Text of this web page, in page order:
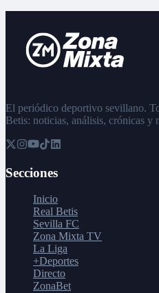
El periódico deportivo sevillano.
Betis: noticias, análisis, crónicas y
Secciones
Inicio
Real Betis
Sevilla FC
Zona Mixta TV
La Liga
+Deportes
Directo
ZonaBet